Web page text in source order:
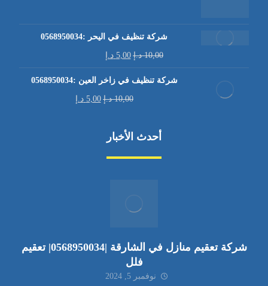
شركة تنظيف في اليحر :0568950034
10,00 د.إ 5,00 د.إ
شركة تنظيف في زاخر العين :0568950034
10,00 د.إ 5,00 د.إ
أحدث الأخبار
شركة تعقيم منازل في الشارقة |0568950034| تعقيم
فلل
نوفمبر 5, 2024